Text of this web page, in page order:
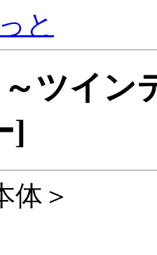
と
ツイン
]
体＞